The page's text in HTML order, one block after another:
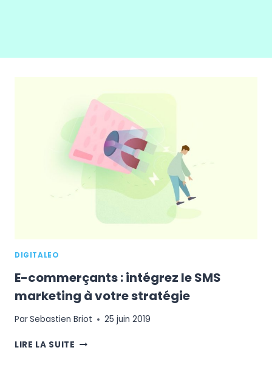
DIGITALEO
E-commerçants : intégrez le SMS
marketing à votre stratégie
ParSebastien Briot 25 juin 2019
LIRE LA SUITE E-